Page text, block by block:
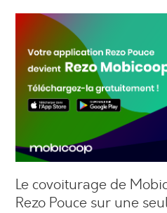
Le covoiturage de
Rezo Pouce sur une